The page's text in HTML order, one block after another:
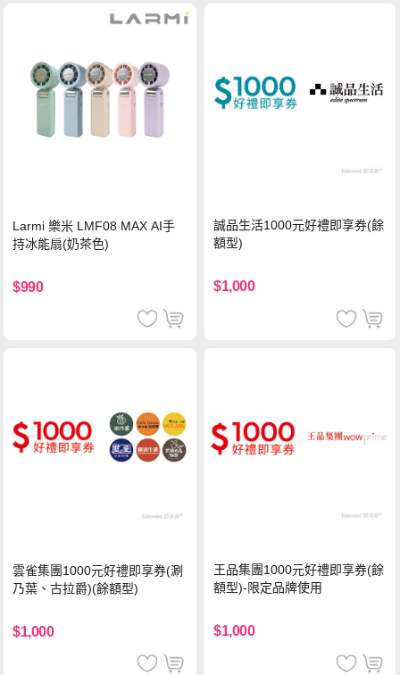
Larmi 樂米 LMF08 MAX AI手
持冰能扇(奶茶色)
$990
誠品生活1000元好禮即享券(餘
額型)
$1,000
雲雀集團1000元好禮即享券(涮
乃葉、古拉爵)(餘額型)
$1,000
王品集團1000元好禮即享券(餘
額型)-限定品牌使用
$1,000